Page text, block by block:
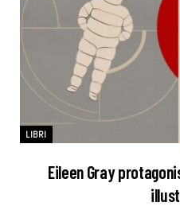
LIBRI
Eileen Gray